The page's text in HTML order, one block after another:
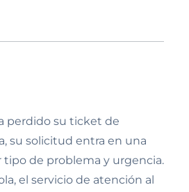
perdido su ticket de
su solicitud entra en una
tipo de problema y urgencia.
el servicio de atención al